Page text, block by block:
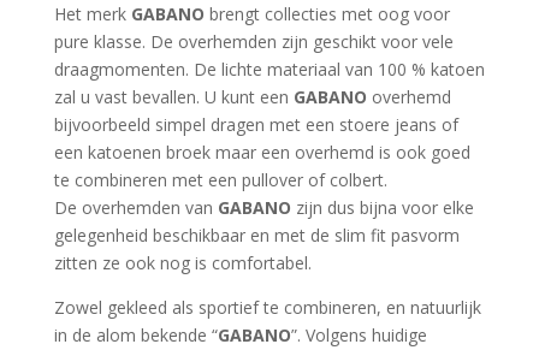
Het merk GABANO brengt collecties met oog voor
pure klasse. De overhemden zijn geschikt voor vele
draagmomenten. De lichte materiaal van 100 % katoen
zal u vast bevallen. U kunt een GABANO overhemd
bijvoorbeeld simpel dragen met een stoere jeans of
een katoenen broek maar een overhemd is ook goed
te combineren met een pullover of colbert.
De overhemden van GABANO zijn dus bijna voor elke
gelegenheid beschikbaar en met de slim fit pasvorm
zitten ze ook nog is comfortabel.
Zowel gekleed als sportief te combineren, en natuurlijk
in de alom bekende “GABANO”. Volgens huidige